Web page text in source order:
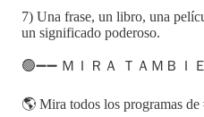
7) Una frase, un libro, una
un significado poderoso.
🟢➖➖ ＭＩＲＡ ＴＡＭＢＩ
🌎 Mira todos los programas